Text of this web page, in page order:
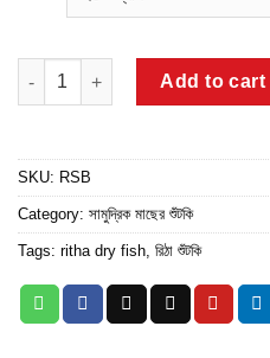
ratings
রিঠা মাছের শুঁটকি quantity
Add to cart
SKU: RSB
Category: সামুদ্রিক মাছের শুঁটকি
Tags: ritha dry fish রিঠা শুঁটকি